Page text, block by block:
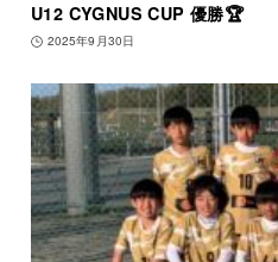
U12 CYGNUS CUP 優勝🏆
2025年9月30日